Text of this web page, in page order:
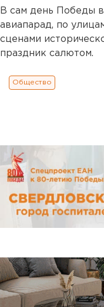
В сам день Победы
авиапарад, по
сценами
праздник салютом.
Общество